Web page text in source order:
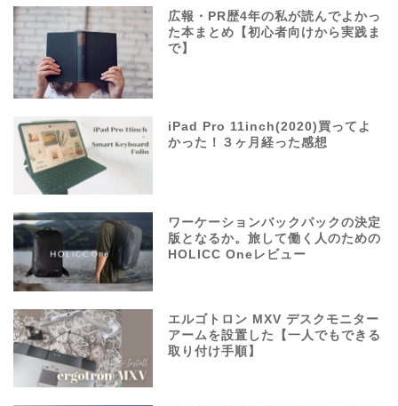
広報・PR歴4年の私が読んでよかっ
た本まとめ【初心者向けから実践ま
で】
iPad Pro 11inch(2020)買ってよ
かった！３ヶ月経った感想
ワーケーションバックパックの決定
版となるか。旅して働く人のための
HOLICC Oneレビュー
エルゴトロン MXV デスクモニター
アームを設置した【一人でもできる
取り付け手順】